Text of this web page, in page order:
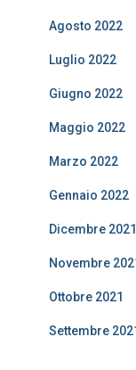
Agosto 2022
Luglio 2022
Giugno 2022
Maggio 2022
Marzo 2022
Gennaio 2022
Dicembre 2021
Novembre
Ottobre 2021
Settembre